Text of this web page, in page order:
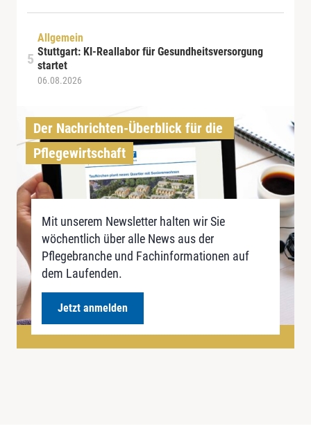
Allgemein
Stuttgart: KI-Reallabor für Gesundheitsversorgung
startet
06.08.2026
Der Nachrichten-Überblick für die
Pflegewirtschaft
Mit unserem Newsletter halten wir Sie
wöchentlich über alle News aus der
Pflegebranche und Fachinformationen auf
dem Laufenden.
Jetzt anmelden